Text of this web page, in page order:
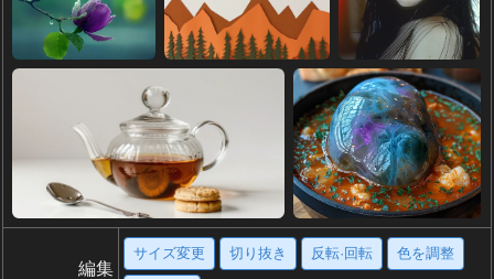
編集
サイズ変更 切り抜き 反転·回転 色を調整